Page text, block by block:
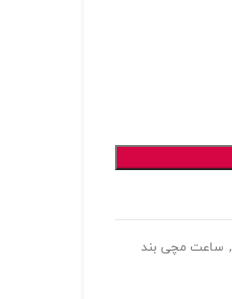
, ساعت مچی بند